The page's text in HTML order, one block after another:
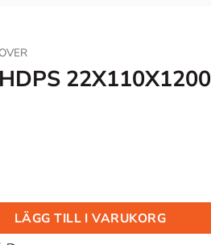
LÄGG TILL I VARUKORG